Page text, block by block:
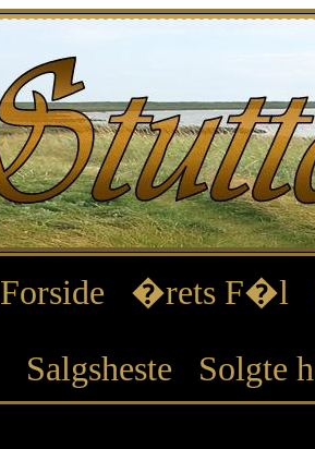
Forside �rets F�l
Salgsheste
Solgte